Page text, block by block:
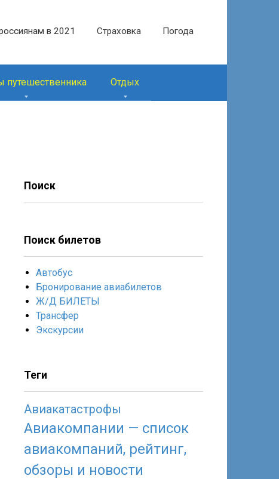
в 2021 Страховка Погода
путешественника Отдых
Поиск
Поиск билетов
Автобус
Бронирование авиабилетов
Ж/Д БИЛЕТЫ
Трансфер
Экскурсии
Теги
Авиакатастрофы
Авиакомпании — список
авиакомпаний, рейтинг,
обзоры и новости